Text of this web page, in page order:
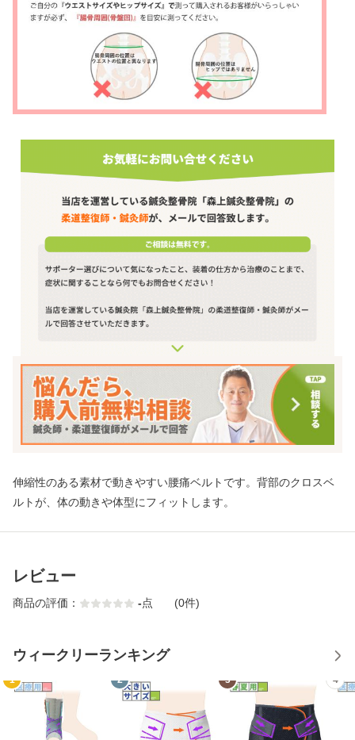
伸縮性のある素材で動きやすい腰痛ベルトです。背部のクロスベ
ルトが、体の動きや体型にフィットします。
レビュー
商品の評価： -点 (0件)
ウィークリーランキング
1 2 3 4